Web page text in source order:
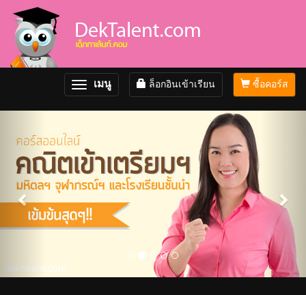
ซื้อคอร์ส
ล็อกอินเข้าเรียน
Toggle
navigation
เมนู